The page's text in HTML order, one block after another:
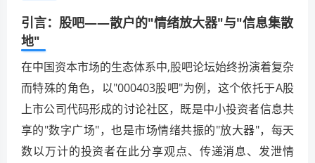
引言：股吧——散户的"情绪放大器"与"信息集散
地"
在中国资本市场的生态体系中,股吧论坛始终扮演着复杂
而特殊的角色，以"000403股吧"为例，这个依托于A股
上市公司代码形成的讨论社区，既是中小投资者信息共
享的"数字广场"，也是市场情绪共振的"放大器"，每天
数以万计的投资者在此分享观点、传递消息、发泄情